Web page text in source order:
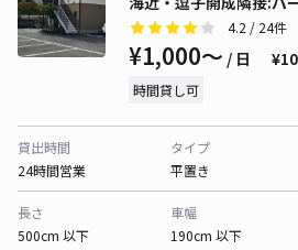
4.2 / 24件
¥1,000〜 / 日
時間貸し可
貸出時間
24時間営業
タイプ
平置き
長さ
500cm 以下
車幅
190cm 以下